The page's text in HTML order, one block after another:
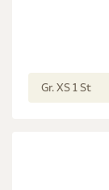
Gr. XS 1 St